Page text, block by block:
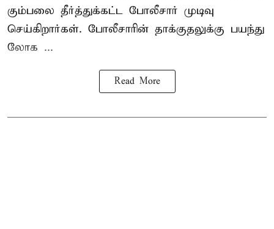
கும்பலை தீர்த்துக்கட்ட போலீசார் முடிவு
செய்கிறார்கள். போலீசாரின் தாக்குதலுக்கு பயந்து
லோக ...
Read More